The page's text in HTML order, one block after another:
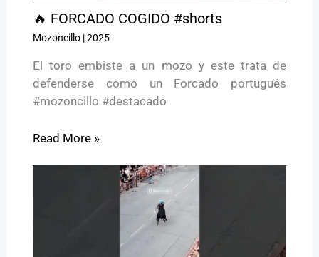
🔥 FORCADO COGIDO #shorts
Mozoncillo|2025
El toro embiste a un mozo y este trata de
defenderse como un Forcado portugués
#mozoncillo #destacado
Read More »